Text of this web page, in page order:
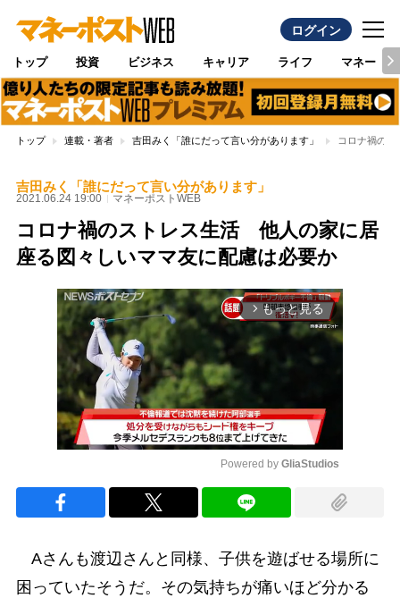
ログイン
トップ 投資 ビジネス キャリア ライフ マネー
トップ 連載・著者 吉田みく「誰にだって言い分があります」 コロナ禍の
吉田みく「誰にだって言い分があります」
2021.06.24 19:00 マネーポストWEB
コロナ禍のストレス生活 他人の家に居
座る図々しいママ友に配慮は必要か
arrow_forward_ios もっと見る
Powered by GliaStudios
Aさんも渡辺さんと同様、子供を遊ばせる場所に
困っていたそうだ。その気持ちが痛いほど分かる